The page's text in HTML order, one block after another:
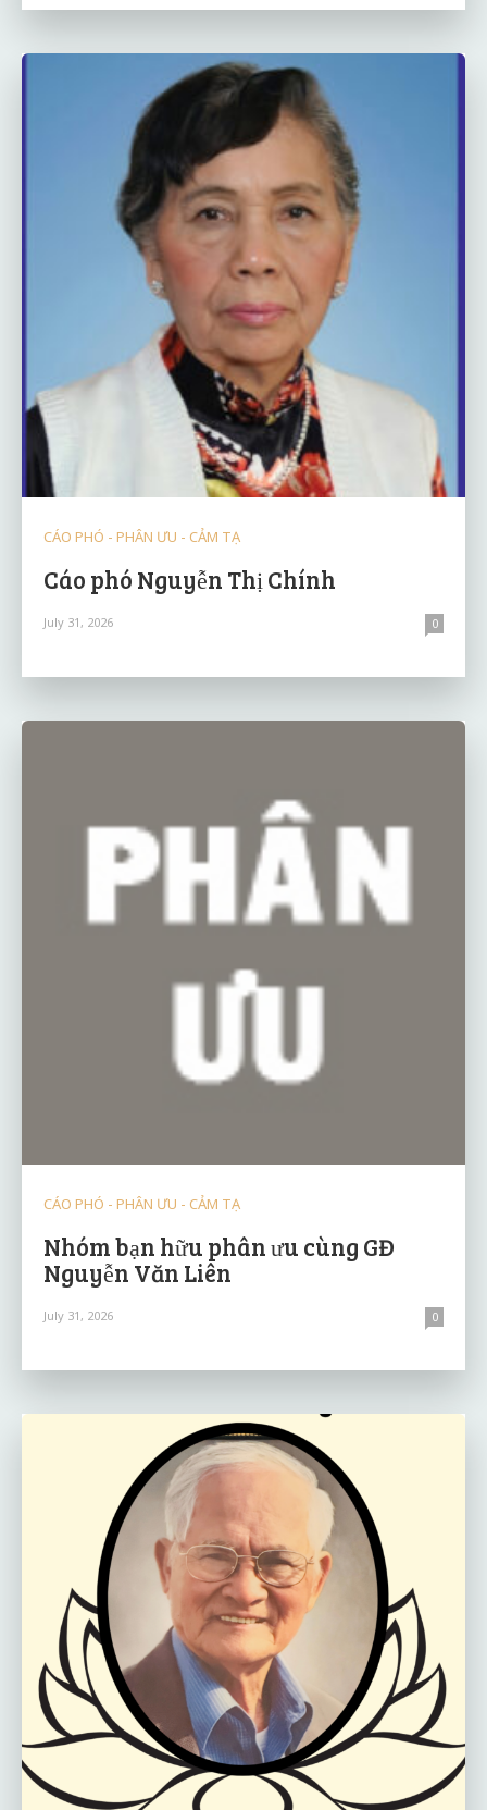
CÁO PHÓ - PHÂN ƯU - CẢM TẠ
Cáo phó Nguyễn Thị Chính
July 31, 2026 0
CÁO PHÓ - PHÂN ƯU - CẢM TẠ
Nhóm bạn hữu phân ưu cùng GĐ
Nguyễn Văn Liên
July 31, 2026 0